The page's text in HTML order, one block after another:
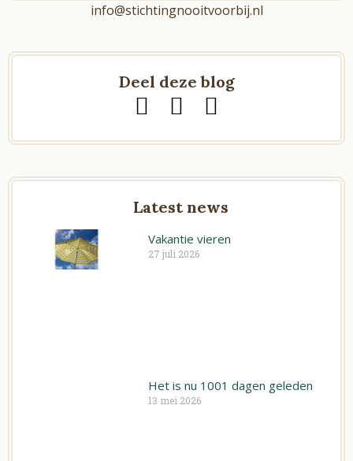
info@stichtingnooitvoorbij.nl
Deel deze blog
T
i
t
t
e
r
F
c
e
b
o
o
L
n
k
e
d
i
Latest news
Vakantie vieren
27 juli 2026
Het is nu 1001 dagen geleden
13 mei 2026